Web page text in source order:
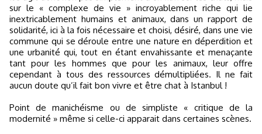
sur le « complexe de vie » incroyablement riche qui lie
inextricablement humains et animaux, dans un rapport de
solidarité, ici à la fois nécessaire et choisi, désiré, dans une vie
commune qui se déroule entre une nature en déperdition et
une urbanité qui, tout en étant envahissante et menaçante
tant pour les hommes que pour les animaux, leur offre
cependant à tous des ressources démultipliées. Il ne fait
aucun doute qu’il fait bon vivre et être chat à Istanbul !
Point de manichéisme ou de simpliste « critique de la
modernité » même si celle-ci apparait dans certaines scènes.